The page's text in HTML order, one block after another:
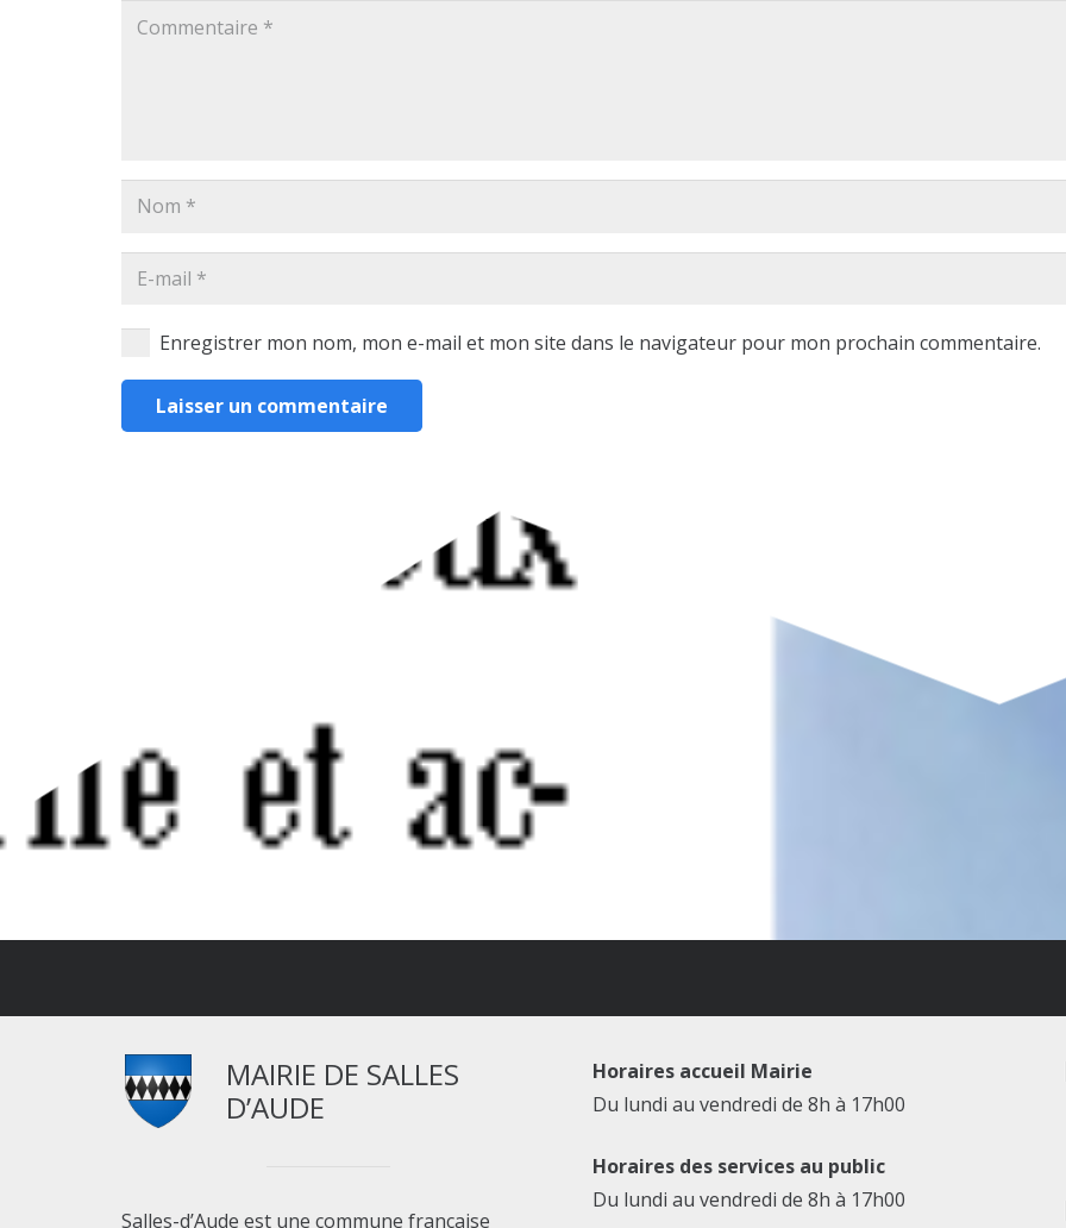
Enregistrer mon nom, mon e-mail et mon site dans le navigateur pour mon prochain commentaire.
Laisser un commentaire
MAIRIE DE SALLES
D’AUDE
Salles-d’Aude est une commune française
Horaires accueil Mairie
Du lundi au vendredi de 8h à 17h00
Horaires des services au public
Du lundi au vendredi de 8h à 17h00